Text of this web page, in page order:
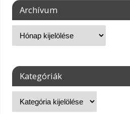
Archívum
Kategóriák